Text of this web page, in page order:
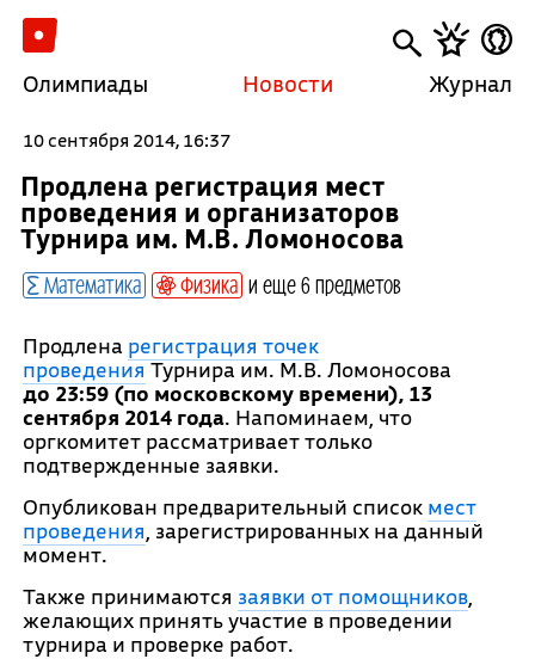
Олимпиады Новости Журнал
10 сентября 2014, 16:37
Продлена регистрация мест
проведения и организаторов
Турнира им. М.В. Ломоносова
Математика Физика и еще 6 предметов
Продлена регистрация точек
проведенияТурнира им. М.В. Ломоносова
до 23:59 (по московскому времени), 13
сентября 2014 года. Напоминаем, что
оргкомитет рассматривает только
подтвержденные заявки.
Опубликован предварительный список мест
проведения, зарегистрированных на данный
момент.
Также принимаются заявки от помощников,
желающих принять участие в проведении
турнира и проверке работ.